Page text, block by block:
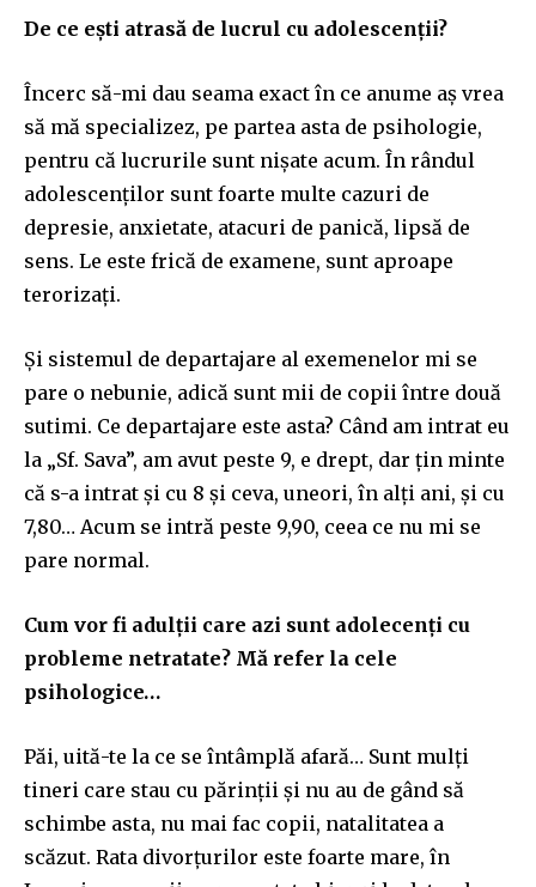
De ce ești atrasă de lucrul cu adolescenții?
Încerc să-mi dau seama exact în ce anume aș vrea
să mă specializez, pe partea asta de psihologie,
pentru că lucrurile sunt nișate acum. În rândul
adolescenților sunt foarte multe cazuri de
depresie, anxietate, atacuri de panică, lipsă de
sens. Le este frică de examene, sunt aproape
terorizați.
Și sistemul de departajare al exemenelor mi se
pare o nebunie, adică sunt mii de copii între două
sutimi. Ce departajare este asta? Când am intrat eu
la „Sf. Sava”, am avut peste 9, e drept, dar țin minte
că s-a intrat și cu 8 și ceva, uneori, în alți ani, și cu
7,80… Acum se intră peste 9,90, ceea ce nu mi se
pare normal.
Cum vor fi adulții care azi sunt adolecenți cu
probleme netratate? Mă refer la cele
psihologice…
Păi, uită-te la ce se întâmplă afară… Sunt mulți
tineri care stau cu părinții și nu au de gând să
schimbe asta, nu mai fac copii, natalitatea a
scăzut. Rata divorțurilor este foarte mare, în